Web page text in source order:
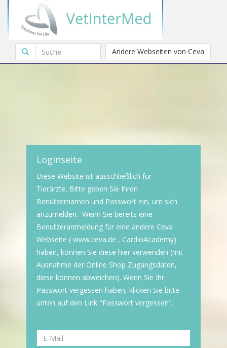
Andere Webseiten von Ceva
Loginseite
Diese Website ist ausschließlich für
Tierärzte. Bitte geben Sie Ihren
Benutzernamen und Passwort ein, um sich
anzumelden. Wenn Sie bereits eine
Benutzeranmeldung für eine andere Ceva
Webseite ( www.ceva.de , CardioAcademy)
haben, können Sie diese hier verwenden (mit
Ausnahme der Online Shop Zugangsdaten,
diese können abweichen). Wenn Sie Ihr
Passwort vergessen haben, klicken Sie bitte
unten auf den Link "Passwort vergessen".